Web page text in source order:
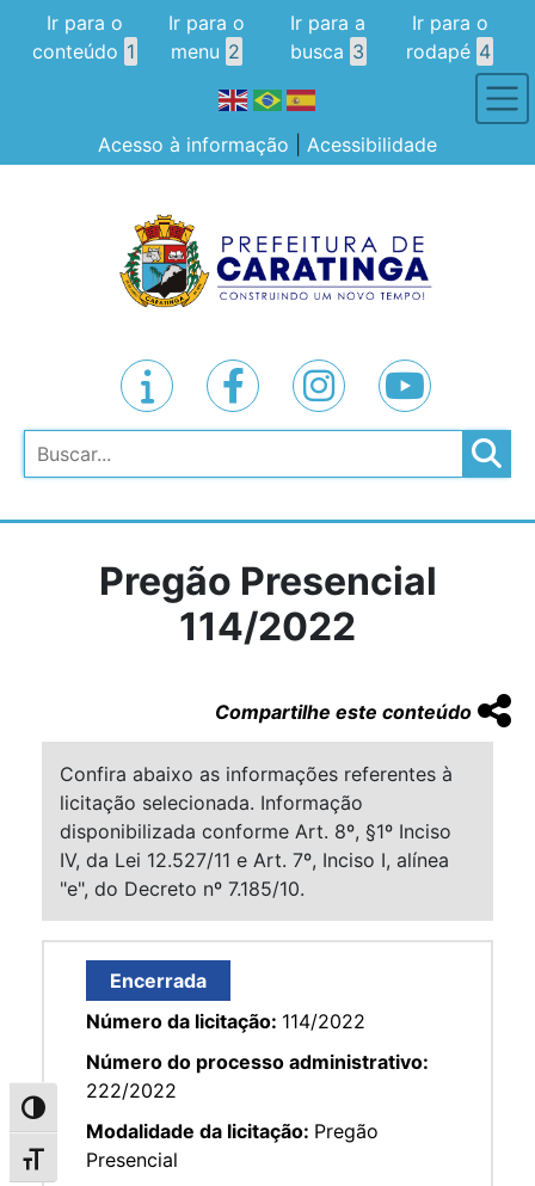
Alternar alto contraste
Alternar tamanho da fonte
Ir para o
conteúdo 1
Ir para o
menu 2
Ir para a
busca 3
Ir para o
rodapé 4
Acesso à informação Acessibilidade
Pesquisar
Pregão Presencial
114/2022
Compartilhe este conteúdo
Confira abaixo as informações referentes à
licitação selecionada. Informação
disponibilizada conforme Art. 8º, §1º Inciso
IV, da Lei 12.527/11 e Art. 7º, Inciso I, alínea
"e", do Decreto nº 7.185/10.
Encerrada
Número da licitação: 114/2022
Número do processo administrativo:
222/2022
Modalidade da licitação: Pregão
Presencial